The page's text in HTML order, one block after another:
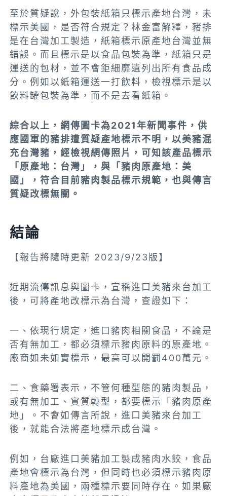
至於質疑說，外包裝紙箱只標示產地台灣，未
標示美國，是否符合規定？林金富解釋，豬排
是在台灣加工製造，紙箱標示原產地台灣並無
錯誤。而且標示是以食品包裝為準，紙箱只是
運送的包材，並不會鉅細靡遺列出所有食品成
分。例如以紙箱運送一打飲料，檢視標示是以
飲料罐包裝為準，而不是去看紙箱。
綜合以上，網傳圖卡為2021年新聞事件，供
應國軍的豬排遭質疑產地標示不明，以美豬混
充台灣豬，經檢視網傳照片，可知該產品標示
「原產地：台灣」，與「豬肉原產地：美
國」，符合目前豬肉製品標示規範，也與傳言
質疑改標無關。
結論
【報告將隨時更新 2023/9/23版】
近期流傳訊息與圖卡，宣稱進口美豬來台加工
後，可將產地改標示為台灣，查證如下：
一、依現行規定，進口豬肉相關食品，不論是
否有無加工，都必須標示豬肉原料的原產地。
廠商如未如實標示，最高可以開罰400萬元。
二、食藥署表示，不管何種型態的豬肉製品，
或有無加工、實質轉型，都要標示「豬肉原產
地」。不會如傳言所說，進口美豬來台加工
後，就能合法將產地標示成台灣。
例如，台廠進口美豬加工製成豬肉水餃，食品
產地會標示為台灣，但同時也必須標示豬肉原
料產地為美國，兩種標示要同時存在。如果廠